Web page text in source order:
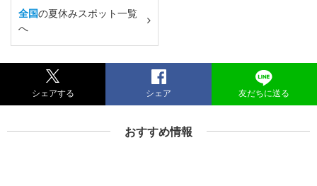
全国の夏休みスポット一覧
へ
シェアする シェア 友だちに送る
おすすめ情報